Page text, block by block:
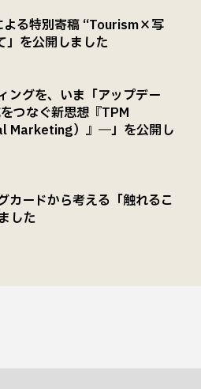
よる特別寄稿 “Tourism×写
」を公開しました
ングを、いま「アップデー
つなぐ新思想『TPM
Marketing）』―」を公開し
カードから考える「触れるこ
した